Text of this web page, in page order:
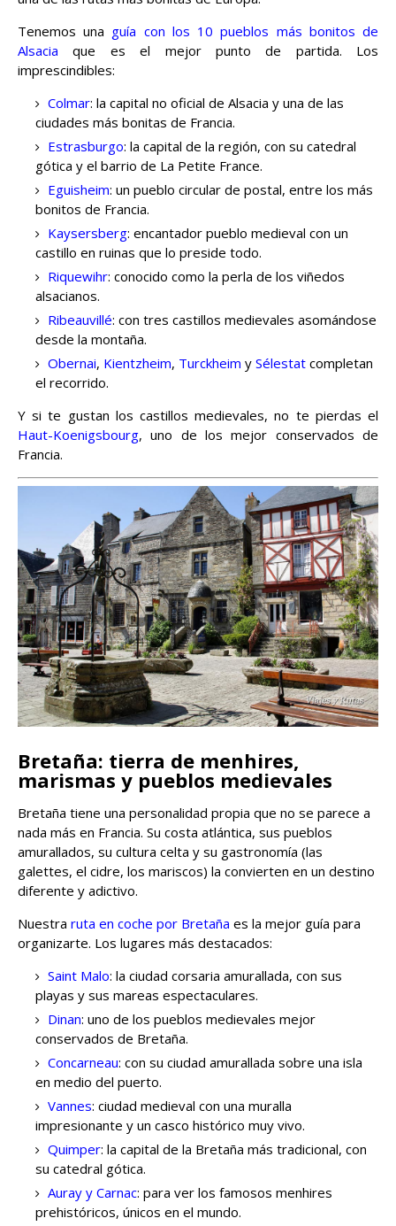
Tenemos una guía con los 10 pueblos más bonitos de
Alsacia que es el mejor punto de partida. Los
imprescindibles:
Colmar: la capital no oficial de Alsacia y una de las
ciudades más bonitas de Francia.
Estrasburgo: la capital de la región, con su catedral
gótica y el barrio de La Petite France.
Eguisheim: un pueblo circular de postal, entre los más
bonitos de Francia.
Kaysersberg: encantador pueblo medieval con un
castillo en ruinas que lo preside todo.
Riquewihr: conocido como la perla de los viñedos
alsacianos.
Ribeauvillé: con tres castillos medievales asomándose
desde la montaña.
Obernai, Kientzheim, Turckheim y Sélestat completan
el recorrido.
Y si te gustan los castillos medievales, no te pierdas el
Haut-Koenigsbourg, uno de los mejor conservados de
Francia.
Bretaña: tierra de menhires,
marismas y pueblos medievales
Bretaña tiene una personalidad propia que no se parece a
nada más en Francia. Su costa atlántica, sus pueblos
amurallados, su cultura celta y su gastronomía (las
galettes, el cidre, los mariscos) la convierten en un destino
diferente y adictivo.
Nuestra ruta en coche por Bretaña es la mejor guía para
organizarte. Los lugares más destacados:
Saint Malo: la ciudad corsaria amurallada, con sus
playas y sus mareas espectaculares.
Dinan: uno de los pueblos medievales mejor
conservados de Bretaña.
Concarneau: con su ciudad amurallada sobre una isla
en medio del puerto.
Vannes: ciudad medieval con una muralla
impresionante y un casco histórico muy vivo.
Quimper: la capital de la Bretaña más tradicional, con
su catedral gótica.
Auray y Carnac: para ver los famosos menhires
prehistóricos, únicos en el mundo.